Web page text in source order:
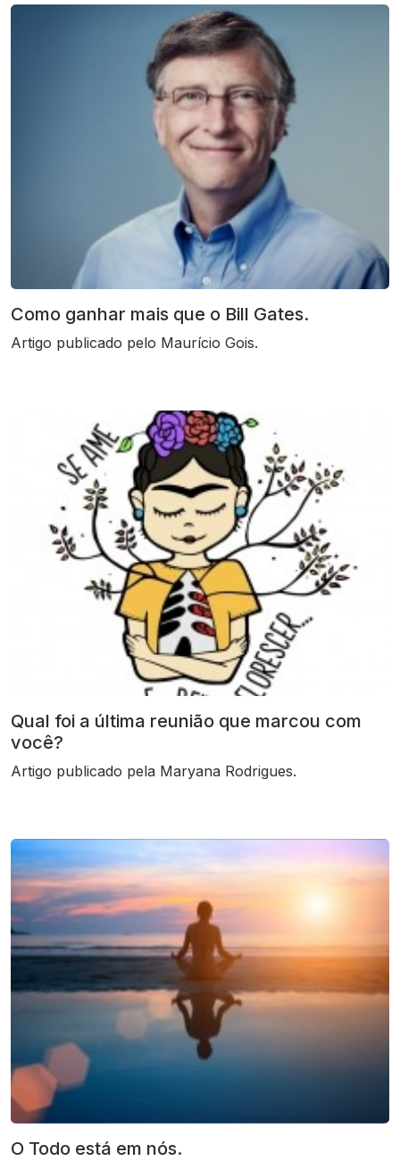
Como ganhar mais que o Bill Gates.
Artigo publicado pelo Maurício Gois.
Qual foi a última reunião que marcou com
você?
Artigo publicado pela Maryana Rodrigues.
O Todo está em nós.